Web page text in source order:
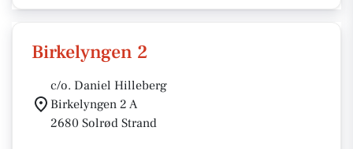
Birkelyngen 2
c/o. Daniel Hilleberg
Birkelyngen 2 A
2680 Solrød Strand